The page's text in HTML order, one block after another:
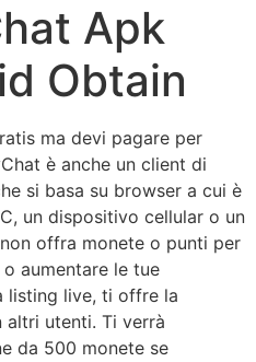
Apk
Obtain
ma devi pagare per
è anche un client di
si basa su browser a cui è
un dispositivo cellular o un
offra monete o punti per
aumentare le tue
listing live, ti offre la
utenti. Ti verrà
da 500 monete se